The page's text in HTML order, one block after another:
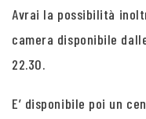
Avrai la possibilità
camera disponibile
22.30.
E’ disponibile poi un